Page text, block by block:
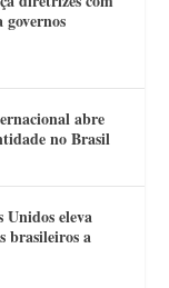
abre
no Brasil
Unidos eleva
brasileiros a